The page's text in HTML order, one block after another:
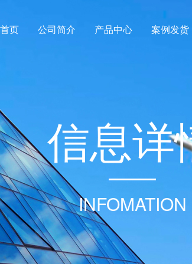
页 公司简介 产品中心 案例发货
信息详
INFOMATION